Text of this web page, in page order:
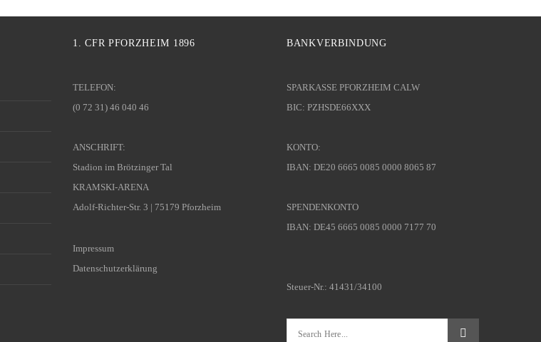
1. CFR PFORZHEIM 1896
TELEFON:
(0 72 31) 46 040 46
ANSCHRIFT:
Stadion im Brötzinger Tal
KRAMSKI-ARENA
Adolf-Richter-Str. 3 | 75179 Pforzheim
Impressum
Datenschutzerklärung
BANKVERBINDUNG
SPARKASSE PFORZHEIM CALW
BIC: PZHSDE66XXX
KONTO:
IBAN: DE20 6665 0085 0000 8065 87
SPENDENKONTO
IBAN: DE45 6665 0085 0000 7177 70
Steuer-Nr.: 41431/34100